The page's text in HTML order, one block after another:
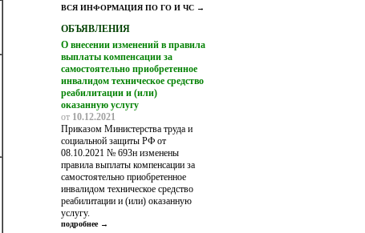
ВСЯ ИНФОРМАЦИЯ ПО ГО И ЧС →
ОБЪЯВЛЕНИЯ
О внесении изменений в правила
выплаты компенсации за
самостоятельно приобретенное
инвалидом техническое средство
реабилитации и (или)
оказанную услугу
от 10.12.2021
Приказом Министерства труда и
социальной защиты РФ от
08.10.2021 № 693н изменены
правила выплаты компенсации за
самостоятельно приобретенное
инвалидом техническое средство
реабилитации и (или) оказанную
услугу.
подробнее →